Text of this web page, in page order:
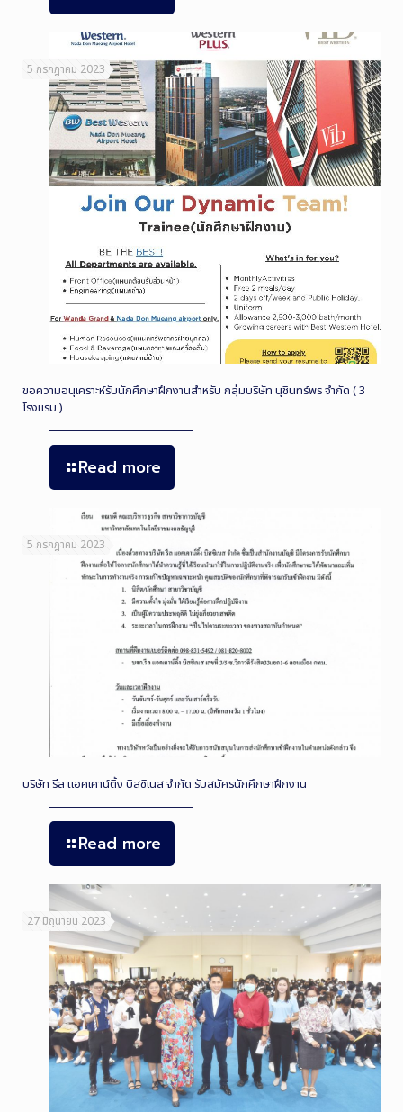
5 กรกฎาคม 2023
ขอความอนุเคราะห์รับนักศึกษาฝึกงานสำหรับ กลุ่มบริษัท นุชินทร์พร จำกัด ( 3
โรงแรม )
Read more
5 กรกฎาคม 2023
บริษัท รีล แอคเคาน์ติ้ง บิสซิเนส จำกัด รับสมัครนักศึกษาฝึกงาน
Read more
27 มิถุนายน 2023